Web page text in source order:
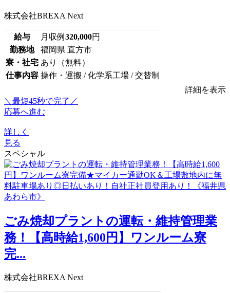
株式会社BREXA Next
給与 月収例 320,000円
勤務地
福岡県 直方市
寮・社宅 あり（無料）
仕事内容 操作・運搬 / 化学系工場 / 交替制
詳細を表示
＼最短45秒で完了／
応募へ進む
詳しく
見る
スペシャル
ごみ焼却プラントの運転・維持管理業
務！【高時給1,600円】ワンルーム寮
完...
株式会社BREXA Next